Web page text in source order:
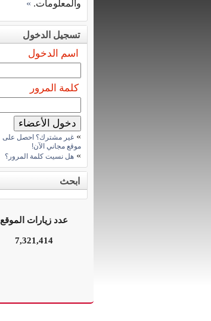
والمعلومات. »
تسجيل الدخول
اسم الدخول
كلمة المرور
» غير مشترك؟ احصل على
موقع مجاني الآن!
» هل نسيت كلمة المرور؟
ابحث
عدد زيارات الموقع
7,321,414